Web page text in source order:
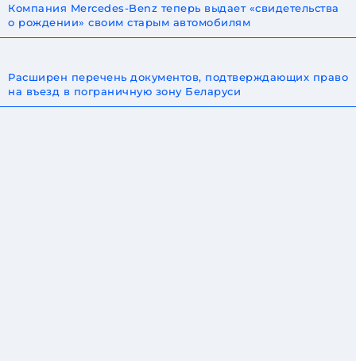
Компания Mercedes-Benz теперь выдает «свидетельства
о рождении» своим старым автомобилям
Расширен перечень документов, подтверждающих право
на въезд в пограничную зону Беларуси